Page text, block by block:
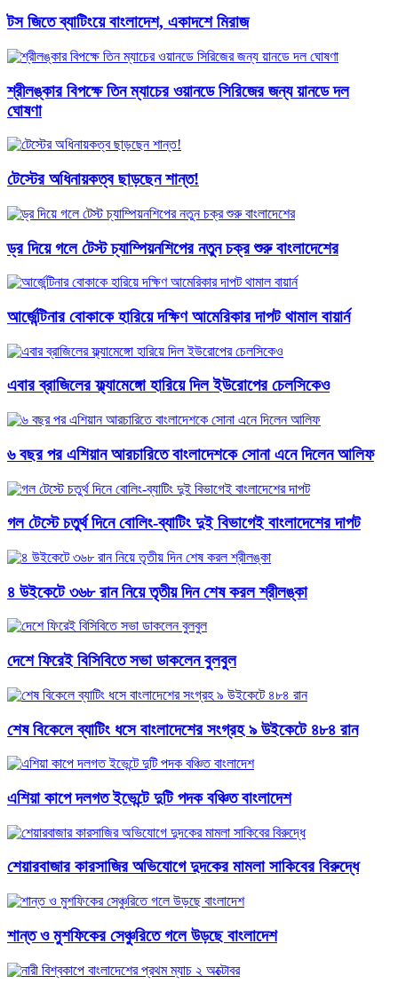
টস জিতে ব্যাটিংয়ে বাংলাদেশ, একাদশে মিরাজ
শ্রীলঙ্কার বিপক্ষে তিন ম্যাচের ওয়ানডে সিরিজের জন্য য়ানডে দল
ঘোষণা
টেস্টের অধিনায়কত্ব ছাড়ছেন শান্ত!
ড্র দিয়ে গলে টেস্ট চ্যাম্পিয়নশিপের নতুন চক্র শুরু বাংলাদেশের
আর্জেন্টিনার বোকাকে হারিয়ে দক্ষিণ আমেরিকার দাপট থামাল বায়ার্ন
এবার ব্রাজিলের ফ্ল্যামেঙ্গো হারিয়ে দিল ইউরোপের চেলসিকেও
৬ বছর পর এশিয়ান আরচারিতে বাংলাদেশকে সোনা এনে দিলেন আলিফ
গল টেস্টে চতুর্থ দিনে বোলিং-ব্যাটিং দুই বিভাগেই বাংলাদেশের দাপট
৪ উইকেটে ৩৬৮ রান নিয়ে তৃতীয় দিন শেষ করল শ্রীলঙ্কা
দেশে ফিরেই বিসিবিতে সভা ডাকলেন বুলবুল
শেষ বিকেলে ব্যাটিং ধসে বাংলাদেশের সংগ্রহ ৯ উইকেটে ৪৮৪ রান
এশিয়া কাপে দলগত ইভেন্টে দুটি পদক বঞ্চিত বাংলাদেশ
শেয়ারবাজার কারসাজির অভিযোগে দুদকের মামলা সাকিবের বিরুদ্ধে
শান্ত ও মুশফিকের সেঞ্চুরিতে গলে উড়ছে বাংলাদেশ